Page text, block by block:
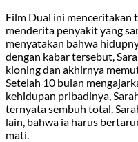
Film Dual ini menceritakan
menderita penyakit yang
menyatakan bahwa
dengan kabar tersebut,
kloning dan akhirnya
Setelah 10 bulan
kehidupan pribadinya,
ternyata sembuh total.
lain, bahwa ia harus
mati.